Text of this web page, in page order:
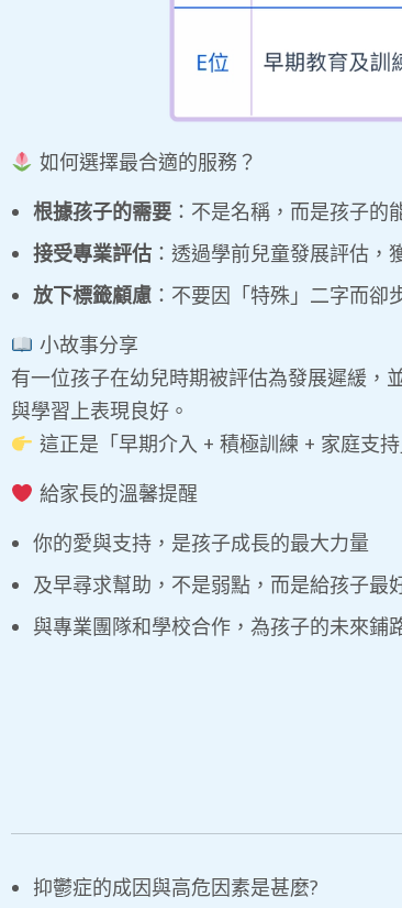
如何選擇最合適的服務？
根據孩子的需要 ：不是名稱，而是孩子的
接受專業評估 ：透過學前兒童發展評估，
放下標籤顧慮 ：不要因「特殊」二字而
小故事分享
有一位孩子在幼兒時期被評估為發展遲緩，
與學習上表現良好。
這正是「早期介入 + 積極訓練 + 家庭支持
給家長的溫馨提醒
你的愛與支持，是孩子成長的最大力量
及早尋求幫助，不是弱點，而是給孩子最
與專業團隊和學校合作，為孩子的未來鋪
抑鬱症的成因與高危因素是甚麼?